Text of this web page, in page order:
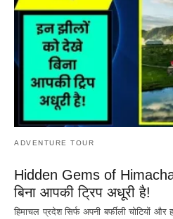
ADVENTURE TOUR
Hidden Gems of
बिना आपकी ट्रिप अधूरी है!
हिमाचल प्रदेश सिर्फ अपनी बर्फीली चोटियों और